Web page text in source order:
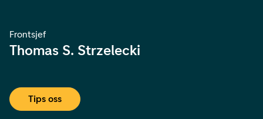
Frontsjef
Thomas S. Strzelecki
Tips oss